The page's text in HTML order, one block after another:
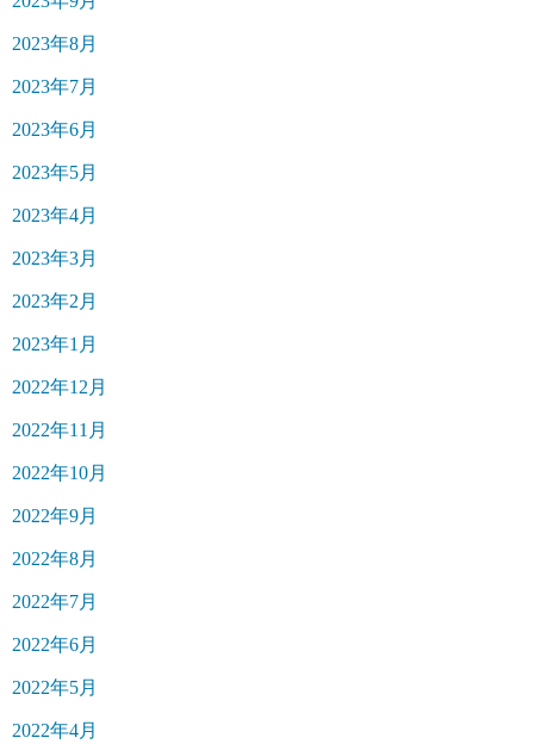
2023年8月
2023年7月
2023年6月
2023年5月
2023年4月
2023年3月
2023年2月
2023年1月
2022年12月
2022年11月
2022年10月
2022年9月
2022年8月
2022年7月
2022年6月
2022年5月
2022年4月